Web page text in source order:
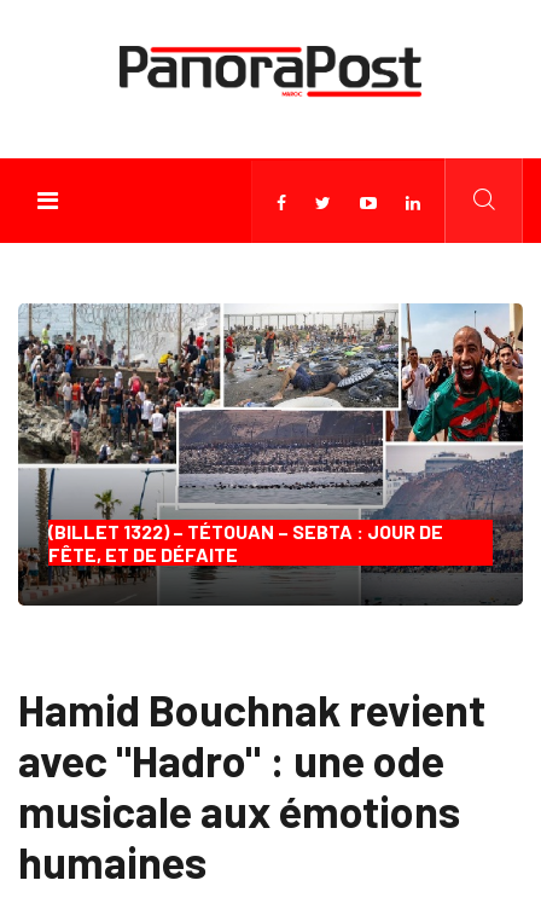
(BILLET 1322) – TÉTOUAN – SEBTA : JOUR DE
FÊTE, ET DE DÉFAITE
Hamid Bouchnak revient
avec "Hadro" : une ode
musicale aux émotions
humaines